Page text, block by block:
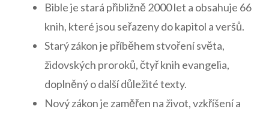
Bible je stará​ přibližně 2000 let a​ obsahuje​ 66
knih, které jsou‍ seřazeny do kapitol a ‌veršů.
Starý zákon je příběhem ⁣stvoření světa,
židovských proroků, čtyř knih ‍evangelia,
doplněný o další důležité texty.
Nový zákon je zaměřen ⁤na život, vzkříšení‍ a